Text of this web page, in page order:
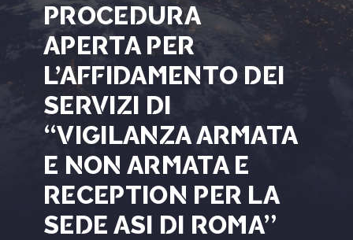
PROCEDURA
APERTA PER
L’AFFIDAMENTO DEI
SERVIZI DI
“VIGILANZA ARMATA
E NON ARMATA E
RECEPTION PER LA
SEDE ASI DI ROMA”